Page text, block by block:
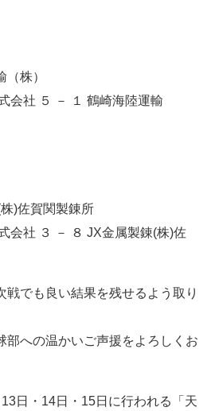
株）
会社 ５ － １ 鶴崎海陸運輸
)佐賀関製錬所
会社 ３ － ８ JX金属製錬(株)佐
戦でも良い結果を残せるよう取り
部への温かいご声援をよろしくお
日・14日・15日に行われる「天